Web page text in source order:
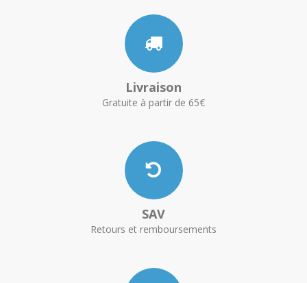
Livraison
Gratuite à partir de 65€
SAV
Retours et remboursements